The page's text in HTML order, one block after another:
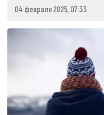
04 февраля 2025, 07:33